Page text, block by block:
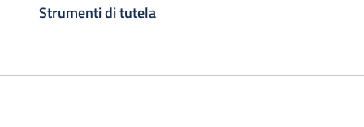
Strumenti di tutela